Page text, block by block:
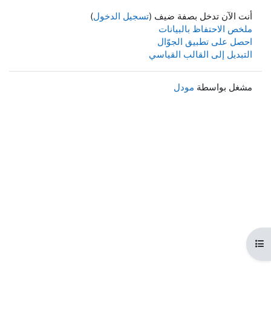
المقرر
أنت الآن تدخل بصفة ضيف (تسجيل الدخول)
ملخص الاحتفاظ بالبيانات
احصل على تطبيق الجوّال
التبديل إلى القالب القياسي
مشغل بواسطة مودل